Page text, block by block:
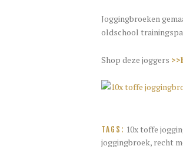
Joggingbroeken
oldschool
Shop deze joggers
TAGS: 10x toffe
joggingbroek, recht